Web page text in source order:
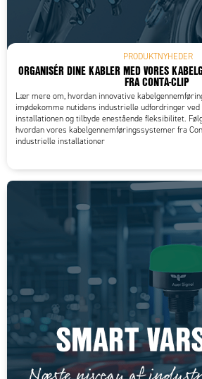
PRODUKTNYHEDER
ORGANISÉR DINE KABLER MED VORES
FRA CONTA-CLIP
Lær mere om, hvordan innovative
imødekomme nutidens industrielle udfordringer
installationen og tilbyde enestående fleksibilitet.
hvordan vores kabelgennemføringssystemer fra
industrielle installationer